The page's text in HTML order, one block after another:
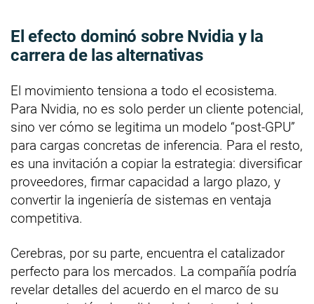
El efecto dominó sobre Nvidia y la
carrera de las alternativas
El movimiento tensiona a todo el ecosistema.
Para Nvidia, no es solo perder un cliente potencial,
sino ver cómo se legitima un modelo “post-GPU”
para cargas concretas de inferencia. Para el resto,
es una invitación a copiar la estrategia: diversificar
proveedores, firmar capacidad a largo plazo, y
convertir la ingeniería de sistemas en ventaja
competitiva.
Cerebras, por su parte, encuentra el catalizador
perfecto para los mercados. La compañía podría
revelar detalles del acuerdo en el marco de su